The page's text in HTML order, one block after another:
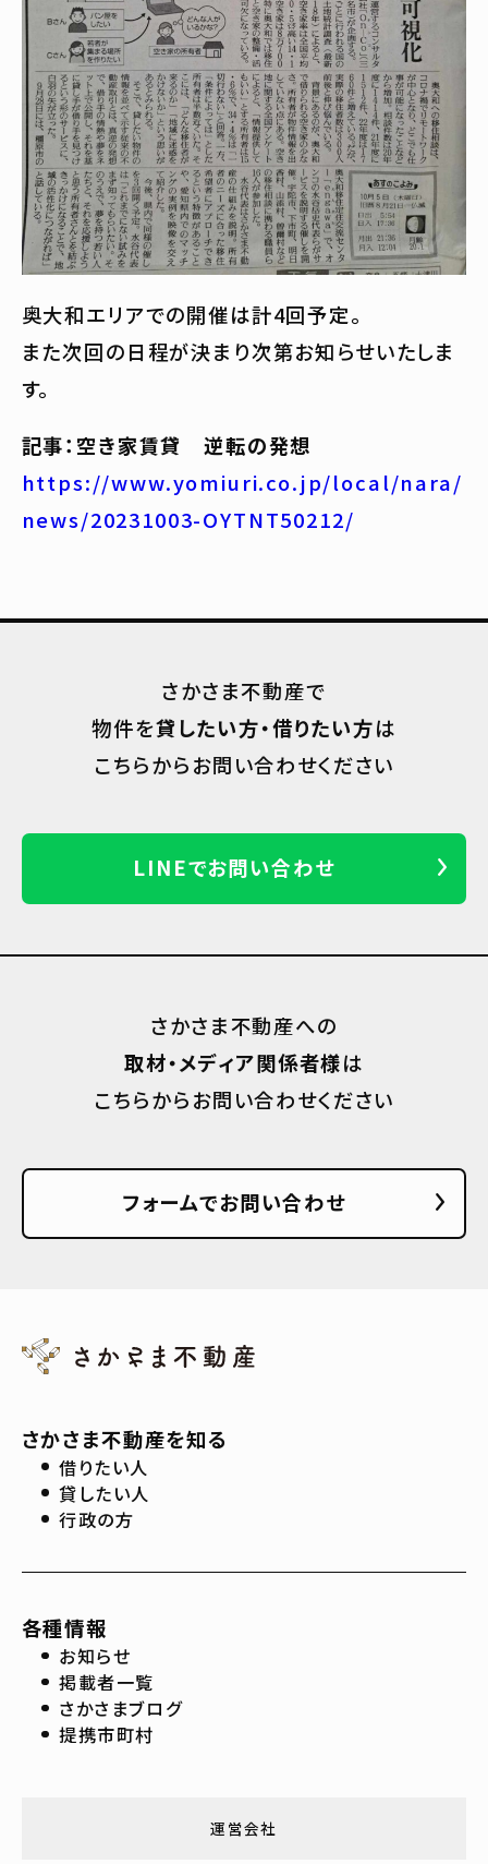
奥大和エリアでの開催は計4回予定。
また次回の日程が決まり次第お知らせいたしま
す。
記事：空き家賃貸 逆転の発想
https://www.yomiuri.co.jp/local/nara/
news/20231003-OYTNT50212/
さかさま不動産で
物件を貸したい方・借りたい方は
こちらからお問い合わせください
LINEでお問い合わせ
さかさま不動産への
取材・メディア関係者様は
こちらからお問い合わせください
フォームでお問い合わせ
さかさま不動産を知る
借りたい人
貸したい人
行政の方
各種情報
お知らせ
掲載者一覧
さかさまブログ
提携市町村
運営会社